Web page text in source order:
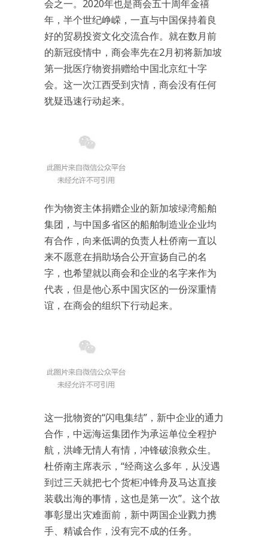
会之一。2020年也是商会五十周年金禧
年，半个世纪峥嵘，一直与中国保持着良
好的贸易投资文化交流合作。就在数月前
的新冠疫情中，商会率先在2月初将新加坡
第一批医疗物资捐赠给中国北京红十字
会。这一次江西受到灾情，商会没有任何
犹疑迅速行动起来。
作为物资主体捐赠企业的新加坡绿湾船舶
集团，与中国多省区的船舶制造业企业均
有合作，向来低调的负责人杜侨南一直以
来不愿意在捐助场合公开宣扬自己的名
字，也希望就以商会和企业的名字来作为
代表，但是他心系中国灾区的一份深重情
谊，在商会的组织下行动起来。
这一批物资的“闪电集结”，新中企业的通力
合作，中远海运集团作为承运单位全程护
航，洪峰无情人有情，冲锋破浪救众生。
杜侨南主席表示，“经商这么多年，从没遇
到过三天就把七个货柜冲锋舟及马达直接
装载出海的事情，这也是第一次”。这个故
事彰显出灾难面前，新中两国企业戮力携
手、精诚合作，没有完不成的任务。